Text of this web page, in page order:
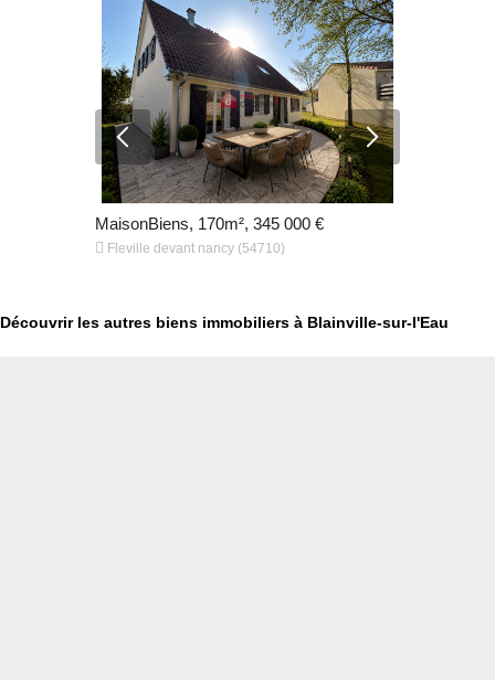
MaisonBiens, 170m², 345 000 €
 Fleville devant nancy (54710)
Découvrir les autres biens immobiliers à Blainville-sur-l'Eau